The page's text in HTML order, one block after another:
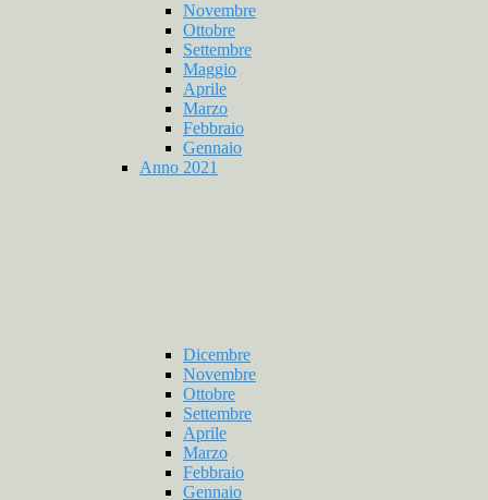
Novembre
Ottobre
Settembre
Maggio
Aprile
Marzo
Febbraio
Gennaio
Anno 2021
Dicembre
Novembre
Ottobre
Settembre
Aprile
Marzo
Febbraio
Gennaio